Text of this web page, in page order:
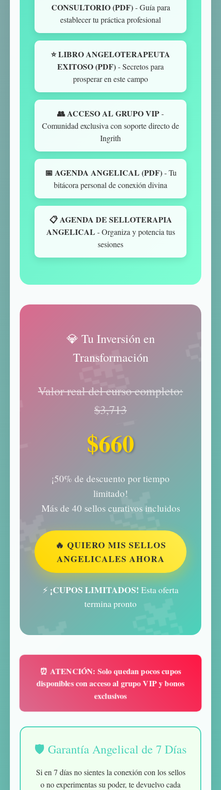
CONSULTORIO (PDF)- Guía para
establecer tu práctica profesional
⭐ LIBRO ANGELOTERAPEUTA
EXITOSO (PDF)- Secretos para
prosperar en este campo
👥 ACCESO AL GRUPO VIP-
Comunidad exclusiva con soporte directo de
Ingrith
📅 AGENDA ANGELICAL (PDF)- Tu
bitácora personal de conexión divina
📋 AGENDA DE SELLOTERAPIA
ANGELICAL - Organiza y potencia tus
sesiones
💎 Tu Inversión en
Transformación
Valor real del curso completo:
$3,713
$660
¡50% de descuento por tiempo
limitado!
Más de 40 sellos curativos incluidos
🔥 QUIERO MIS SELLOS
ANGELICALES AHORA
⚡ ¡CUPOS LIMITADOS! Esta oferta
termina pronto
⏰ ATENCIÓN: Solo quedan pocos cupos
disponibles con acceso al grupo VIP y bonos
exclusivos
🛡️ Garantía Angelical de 7 Días
Si en 7 días no sientes la conexión con los sellos
o no experimentas su poder, te devuelvo cada